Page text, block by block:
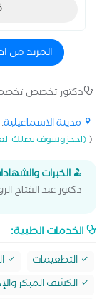
المزيد من
دكتور تخصص
مدينة الاسماعيلية
((احجز وسوف يصلك
الخبرات
دكتور عبد الفتاح
الخدمات الطبية:
التطعيمات
الكشف المبكر